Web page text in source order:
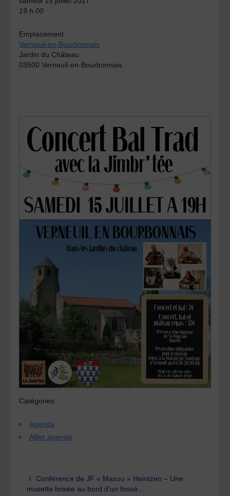
19 h 00
Emplacement
Verneuil-en-Bourbonnais
Jardin du Château
03500 Verneuil-en-Bourbonnais
Catégories
Agenda
Allier agenda
Conférence de JF « Maxou » Heintzen – Une
musette brisée au bord d’un fossé…